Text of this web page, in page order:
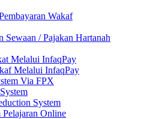
Wakaf
Sewaan / Pajakan Hartanah
Melalui InfaqPay
Melalui InfaqPay
Via FPX
System
Pelajaran Online